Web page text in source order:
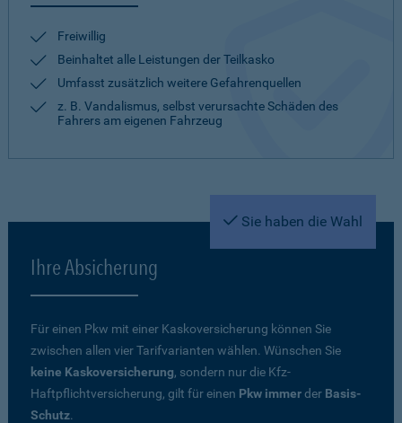
Freiwillig
Beinhaltet alle Leistungen der Teilkasko
Umfasst zusätzlich weitere Gefahrenquellen
z. B. Vandalismus, selbst verursachte Schäden des
Fahrers am eigenen Fahrzeug
Sie haben die Wahl
Ihre Absicherung
Für einen Pkw mit einer Kaskoversicherung können Sie
zwischen allen vier Tarifvarianten wählen. Wünschen Sie
keine Kaskoversicherung, sondern nur die Kfz-
Haftpflichtversicherung, gilt für einen Pkw immerder Basis-
Schutz.